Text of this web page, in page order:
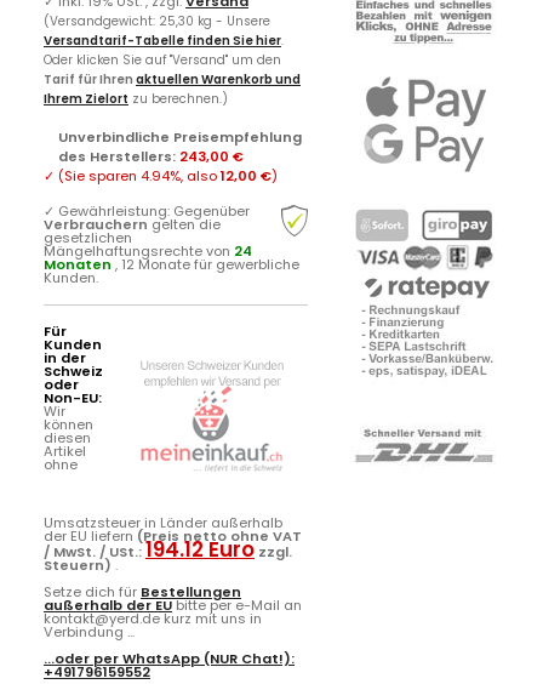
(Versandgewicht: 25,30 kg - Unsere
Versandtarif-Tabelle finden Sie hier.
Oder klicken Sie auf "Versand" um den
Tarif für Ihren aktuellen Warenkorb und
Ihrem Zielort zu berechnen.)
Unverbindliche Preisempfehlung
des Herstellers: 243,00 €
✓ (Sie sparen 4.94%, also12,00 €)
✓ Gewährleistung: Gegenüber
Verbrauchern gelten die
gesetzlichen
Mängelhaftungsrechte von 24
Monaten , 12 Monate für gewerbliche
Kunden.
Für
Kunden
in der
Schweiz
oder
Non-EU:
Wir
können
diesen
Artikel
ohne
Umsatzsteuer in Länder außerhalb
der EU liefern (Preis netto ohne VAT
/ MwSt. / USt.:194.12 Euro zzgl.
Steuern) .
Setze dich für Bestellungen
außerhalb der EUbitte per e-Mail an
kontakt@yerd.de kurz mit uns in
Verbindung ...
...oder perWhatsApp (NUR Chat!):
+491796159552